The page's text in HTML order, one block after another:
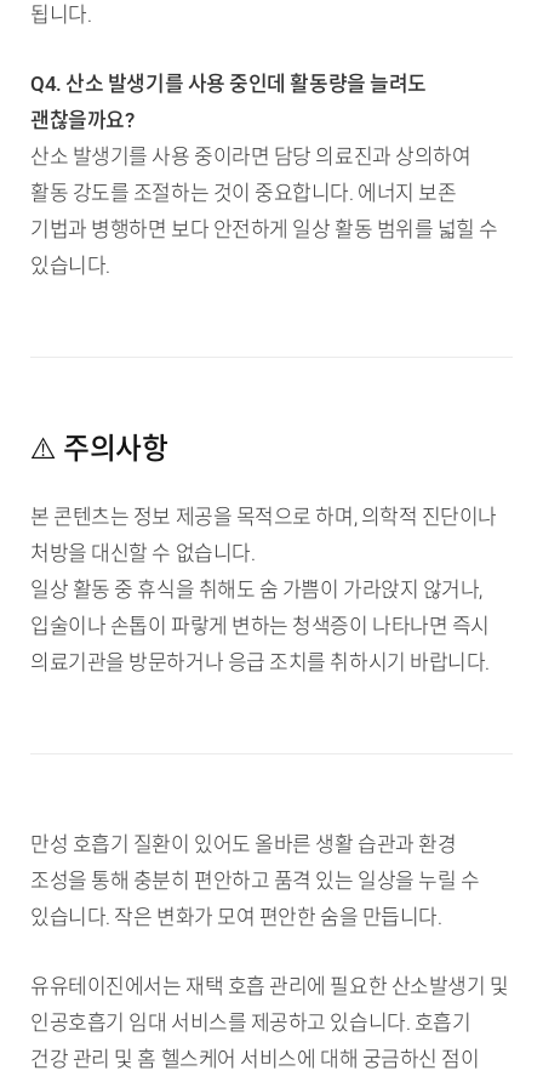
됩니다.
Q4. 산소 발생기를 사용 중인데 활동량을 늘려도
괜찮을까요?
산소 발생기를 사용 중이라면 담당 의료진과 상의하여
활동 강도를 조절하는 것이 중요합니다. 에너지 보존
기법과 병행하면 보다 안전하게 일상 활동 범위를 넓힐 수
있습니다.
⚠️ 주의사항
본 콘텐츠는 정보 제공을 목적으로 하며, 의학적 진단이나
처방을 대신할 수 없습니다.
일상 활동 중 휴식을 취해도 숨 가쁨이 가라앉지 않거나,
입술이나 손톱이 파랗게 변하는 청색증이 나타나면 즉시
의료기관을 방문하거나 응급 조치를 취하시기 바랍니다.
만성 호흡기 질환이 있어도 올바른 생활 습관과 환경
조성을 통해 충분히 편안하고 품격 있는 일상을 누릴 수
있습니다. 작은 변화가 모여 편안한 숨을 만듭니다.
유유테이진에서는 재택 호흡 관리에 필요한 산소발생기 및
인공호흡기 임대 서비스를 제공하고 있습니다. 호흡기
건강 관리 및 홈 헬스케어 서비스에 대해 궁금하신 점이